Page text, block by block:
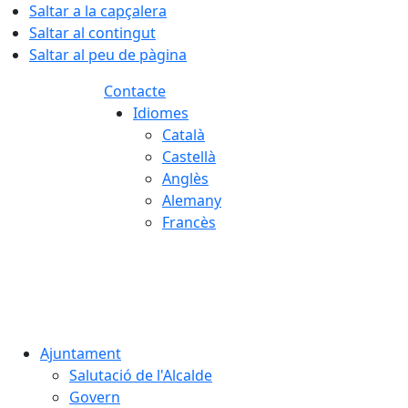
Saltar a la capçalera
Saltar al contingut
Saltar al peu de pàgina
Contacte
Idiomes
Català
Castellà
Anglès
Alemany
Francès
Ajuntament
Salutació de l'Alcalde
Govern